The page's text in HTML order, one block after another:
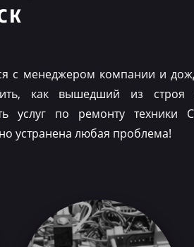
с менеджером компании и
как вышедший из строя
услуг по ремонту техники
устранена любая проблема!